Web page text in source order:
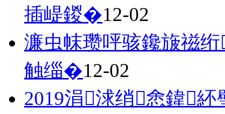
插崼鍐�12-02
濂虫帓瓒呯骇鑱旇禌
触缁�12-02
2019涓浗绡悆鍏